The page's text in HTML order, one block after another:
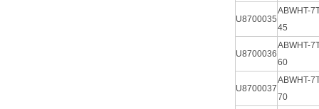
U8700035
ABWHT-
45
U8700036
ABWHT-
60
U8700037
ABWHT-
70